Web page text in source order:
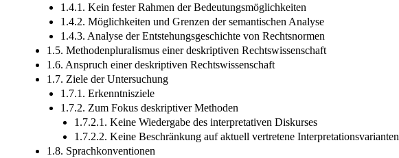
1.4.1. Kein fester Rahmen der Bedeutungsmöglichkeiten
1.4.2. Möglichkeiten und Grenzen der semantischen Analyse
1.4.3. Analyse der Entstehungsgeschichte von Rechtsnormen
1.5. Methodenpluralismus einer deskriptiven Rechtswissenschaft
1.6. Anspruch einer deskriptiven Rechtswissenschaft
1.7. Ziele der Untersuchung
1.7.1. Erkenntnisziele
1.7.2. Zum Fokus deskriptiver Methoden
1.7.2.1. Keine Wiedergabe des interpretativen Diskurses
1.7.2.2. Keine Beschränkung auf aktuell vertretene Interpretationsvarianten
1.8. Sprachkonventionen